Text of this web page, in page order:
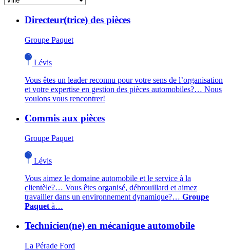
Directeur(trice) des pièces
Groupe Paquet
Lévis
Vous êtes un leader reconnu pour votre sens de l’organisation
et votre expertise en gestion des pièces automobiles?… Nous
voulons vous rencontrer!
Commis aux pièces
Groupe Paquet
Lévis
Vous aimez le domaine automobile et le service à la
clientèle?… Vous êtes organisé, débrouillard et aimez
travailler dans un environnement dynamique?… Groupe
Paquet à…
Technicien(ne) en mécanique automobile
La Pérade Ford